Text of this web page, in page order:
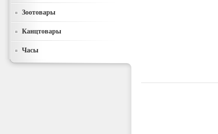
Зоотовары
Канцтовары
Часы